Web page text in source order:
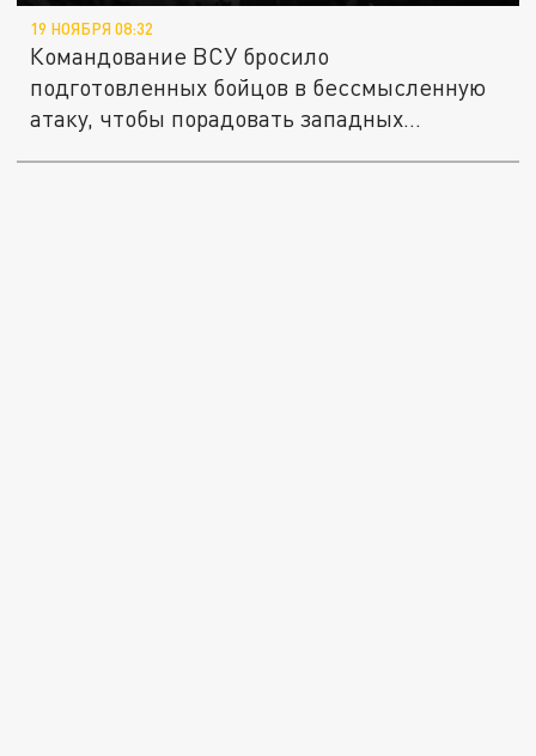
19 НОЯБРЯ 08:32
Командование ВСУ бросило
подготовленных бойцов в бессмысленную
атаку, чтобы порадовать западных